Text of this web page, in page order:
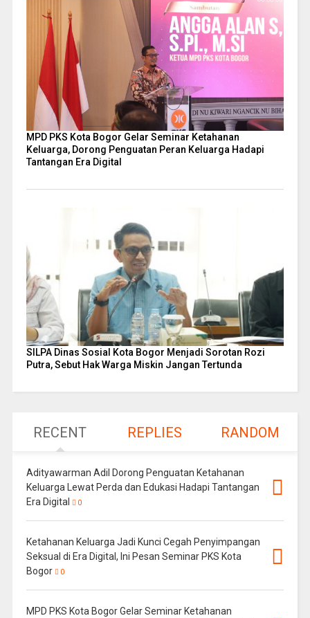
MPD PKS Kota Bogor Gelar Seminar Ketahanan
Keluarga, Dorong Penguatan Peran Keluarga Hadapi
Tantangan Era Digital
SILPA Dinas Sosial Kota Bogor Menjadi Sorotan Rozi
Putra, Sebut Hak Warga Miskin Jangan Tertunda
RECENT REPLIES RANDOM
Adityawarman Adil Dorong Penguatan Ketahanan
Keluarga Lewat Perda dan Edukasi Hadapi Tantangan
Era Digital
0
Ketahanan Keluarga Jadi Kunci Cegah Penyimpangan
Seksual di Era Digital, Ini Pesan Seminar PKS Kota
Bogor
0
MPD PKS Kota Bogor Gelar Seminar Ketahanan